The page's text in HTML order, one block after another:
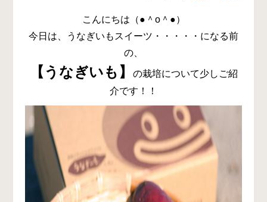
こんにちは（●＾o＾●）
今日は、うなぎいもスイーツ・・・・・になる前
の、
【うなぎいも】
の栽培について少しご紹
介です！！